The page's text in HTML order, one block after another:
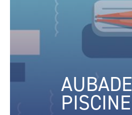
AUBADE
PISCINE